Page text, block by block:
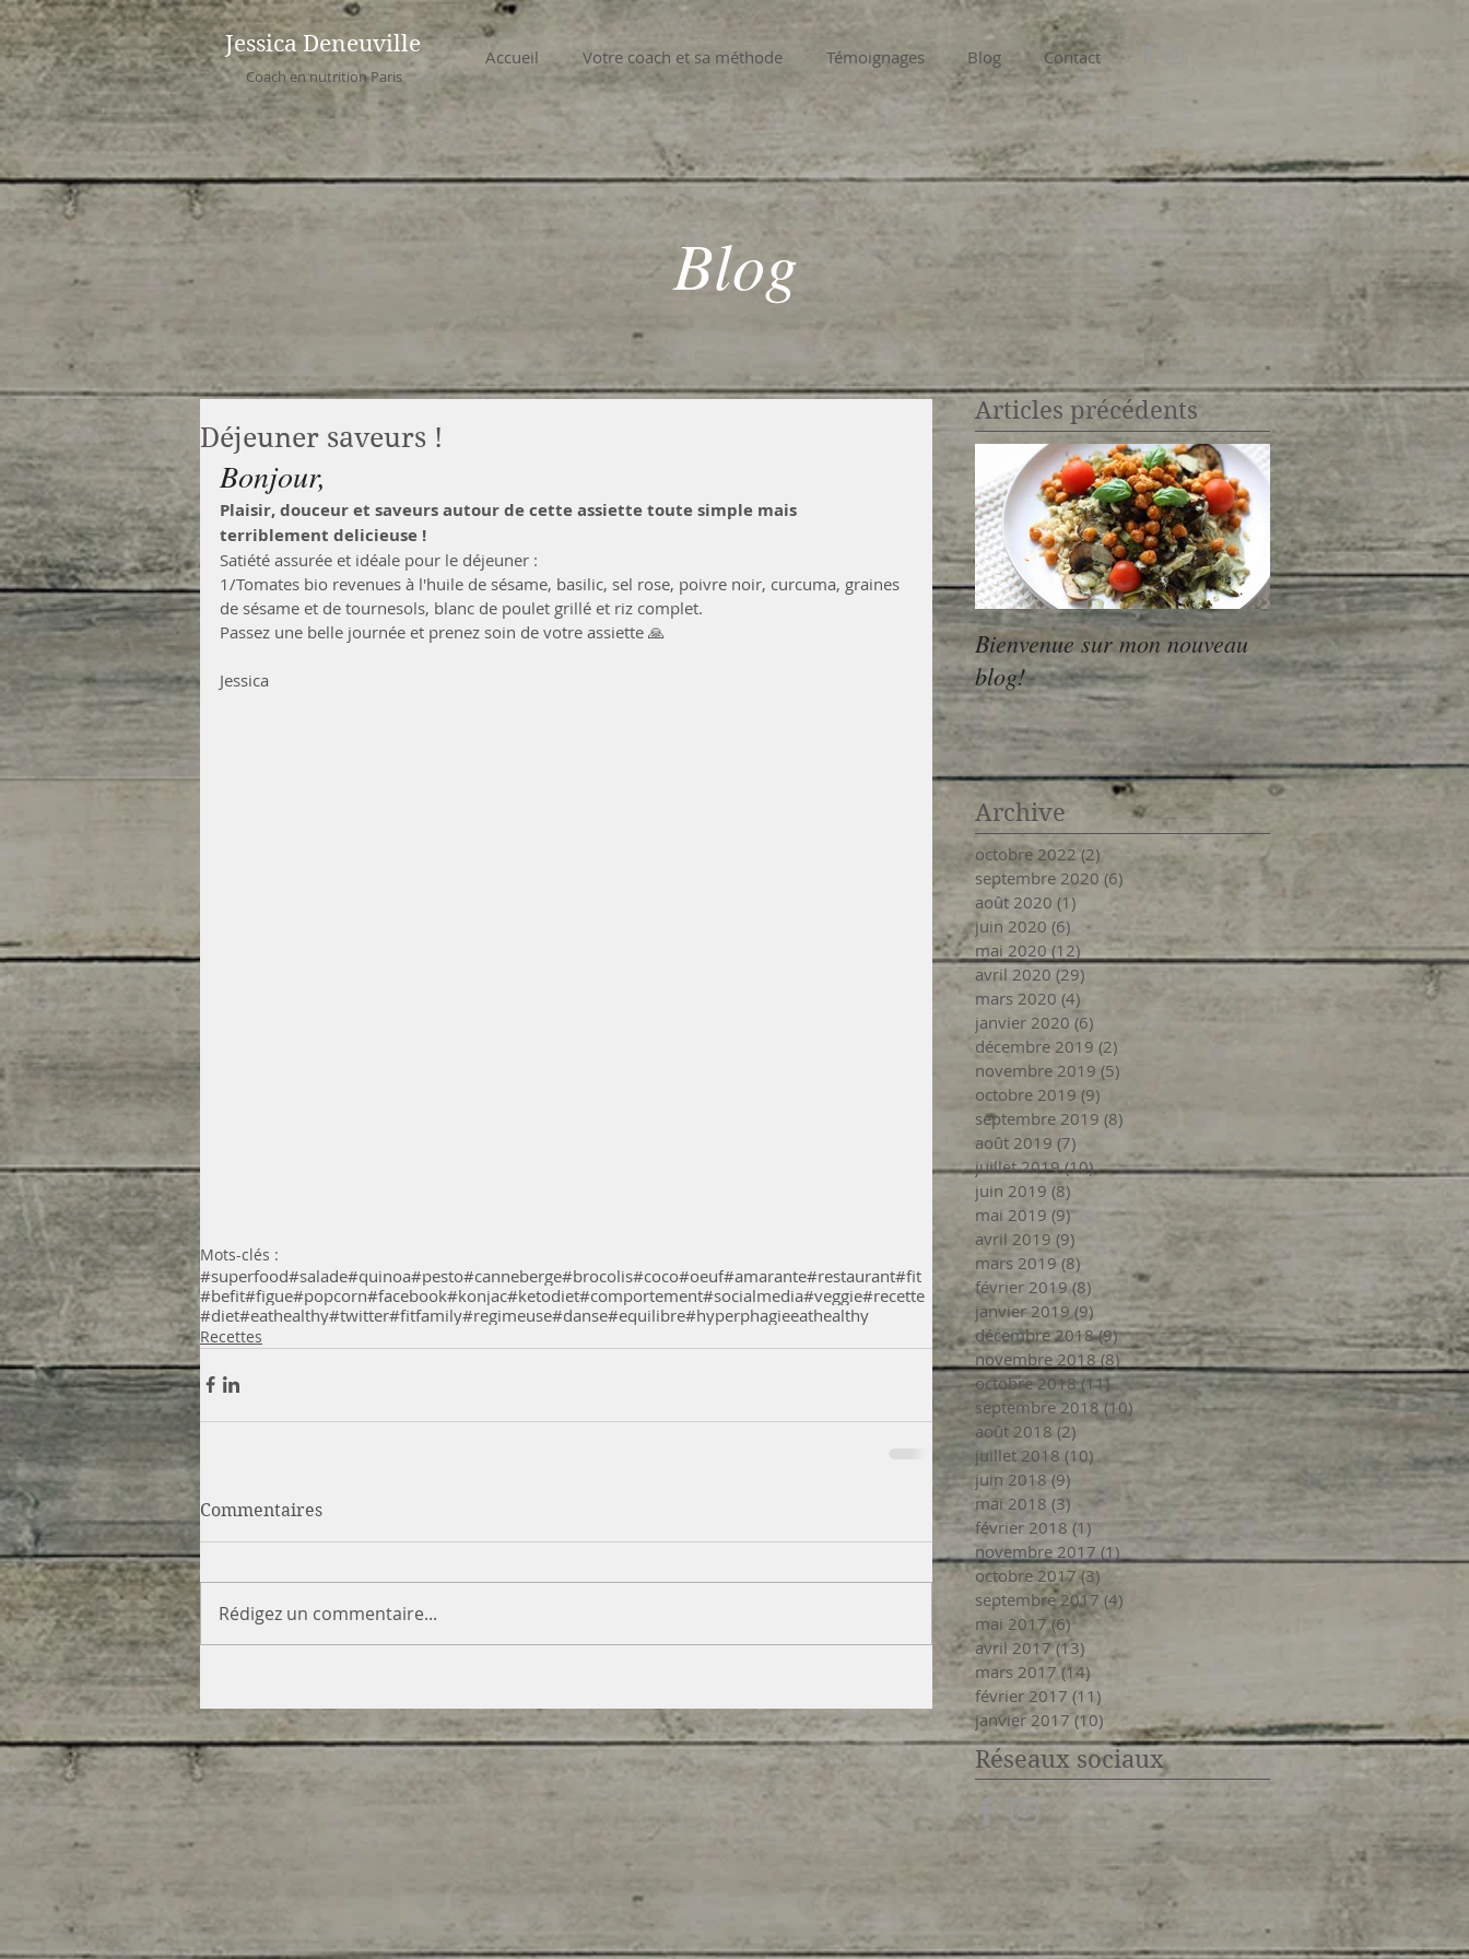
Jessica Deneuville
Coach en nutrition Paris
Accueil Votre coach et sa méthode Témoignages Blog Contact
Blog
Déjeuner saveurs !
Bonjour,
Plaisir, douceur et saveurs autour de cette assiette toute simple mais
terriblement delicieuse !
Satiété assurée et idéale pour le déjeuner :
1/Tomates bio revenues à l'huile de sésame, basilic, sel rose, poivre noir, curcuma, graines
de sésame et de tournesols, blanc de poulet grillé et riz complet.
Passez une belle journée et prenez soin de votre assiette 🙏
Jessica
Mots-clés :
#superfood#salade#quinoa#pesto#canneberge#brocolis#coco#oeuf#amarante#restaurant#fit
#befit#figue#popcorn#facebook#konjac#ketodiet#comportement#socialmedia#veggie#recette
#diet#eathealthy#twitter#fitfamily#regimeuse#danse#equilibre#hyperphagieeathealthy
Recettes
Commentaires
Rédigez un commentaire...
Articles précédents
Bienvenue sur mon nouveau
blog!
Archive
octobre 2022 (2) 2 posts
septembre 2020 (6)6 posts
août 2020 (1) 1 post
juin 2020 (6) 6 posts
mai 2020 (12)12 posts
avril 2020 (29)29 posts
mars 2020 (4)
janvier 2020 (6)
décembre 2019 (2)
novembre 2019 (5)
octobre 2019 (9)
septembre 2019 (8)
août 2019 (7)
juillet 2019 (10)10 posts
juin 2019 (8) 8 posts
mai 2019 (9)9 posts
avril 2019 (9)
mars 2019 (8) 8 posts
février 2019 (8) 8 posts
janvier 2019 (9) 9 posts
décembre 2018 (9)9 posts
novembre 2018 (8)8 posts
octobre 2018 (11)11 posts
septembre 2018 (10) 10 posts
août 2018 (2) 2 posts
juillet 2018 (10) 10 posts
juin 2018 (9)
mai 2018 (3) 3 posts
février 2018 (1)1 post
novembre 2017 (1)
octobre 2017 (3) 3 posts
septembre 2017 (4)
mai 2017 (6)6 posts
avril 2017 (13)
mars 2017 (14)
février 2017 (11)
janvier 2017 (10) 10 posts
Réseaux sociaux